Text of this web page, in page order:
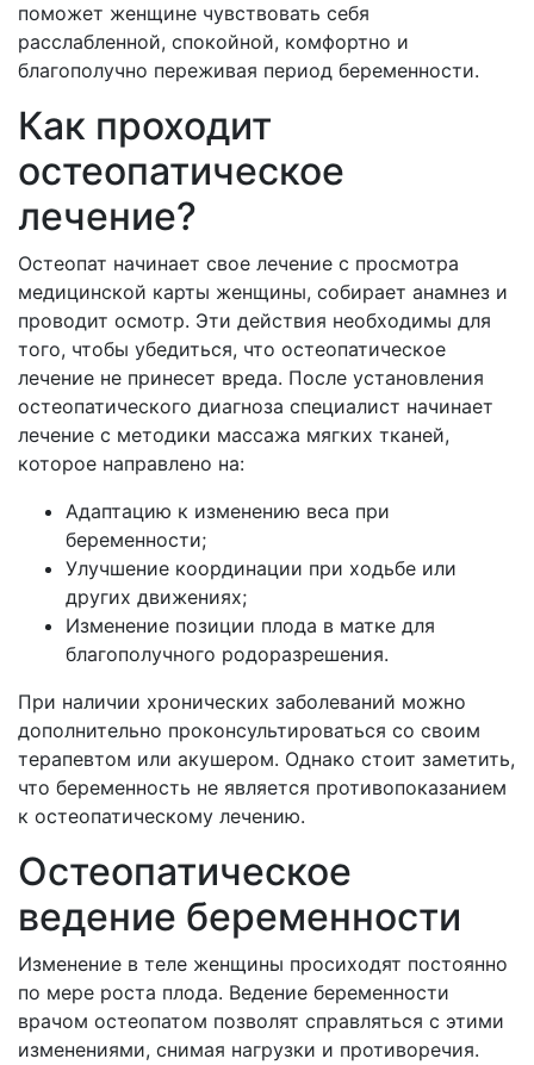
поможет женщине чувствовать себя
расслабленной, спокойной, комфортно и
благополучно переживая период беременности.
Как проходит
остеопатическое
лечение?
Остеопат начинает свое лечение с просмотра
медицинской карты женщины, собирает анамнез и
проводит осмотр. Эти действия необходимы для
того, чтобы убедиться, что остеопатическое
лечение не принесет вреда. После установления
остеопатического диагноза специалист начинает
лечение с методики массажа мягких тканей,
которое направлено на:
Адаптацию к изменению веса при
беременности;
Улучшение координации при ходьбе или
других движениях;
Изменение позиции плода в матке для
благополучного родоразрешения.
При наличии хронических заболеваний можно
дополнительно проконсультироваться со своим
терапевтом или акушером. Однако стоит заметить,
что беременность не является противопоказанием
к остеопатическому лечению.
Остеопатическое
ведение беременности
Изменение в теле женщины просиходят постоянно
по мере роста плода. Ведение беременности
врачом остеопатом позволят справляться с этими
изменениями, снимая нагрузки и противоречия.